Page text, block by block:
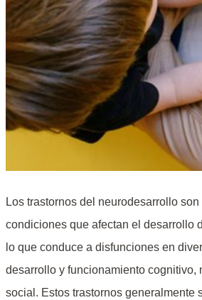
Los trastornos del neurodesarrollo
condiciones que afectan el desarrollo
lo que conduce a disfunciones en
desarrollo y funcionamiento cognitivo,
social. Estos trastornos generalmente